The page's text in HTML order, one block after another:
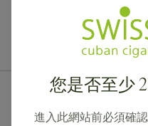
您是否至少
進入此網站前必須確認
提供寄往加拿大、英國及澳洲